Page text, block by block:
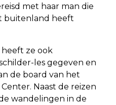
met haar man die
buitenland heeft
ze ook
les gegeven en
de board van het
Naast de reizen
wandelingen in de